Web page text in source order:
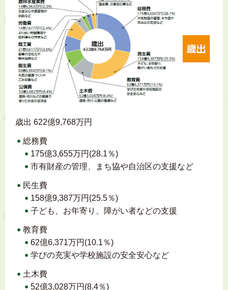
歳出 622億9,768万円
総務費
175億3,655万円(28.1％)
市有財産の管理、まち協や自治区の支援など
民生費
158億9,387万円(25.5％)
子ども、お年寄り、障がい者などの支援
教育費
62億6,371万円(10.1％)
学びの充実や学校施設の安全安心など
土木費
52億3,028万円(8.4％)